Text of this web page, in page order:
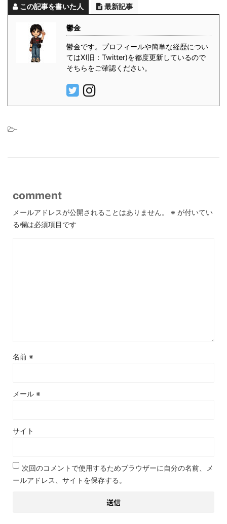
この記事を書いた人 最新記事
鬱金
鬱金です。プロフィールや簡単な経歴につい
てはX(旧：Twitter)を都度更新しているので
そちらをご確認ください。
-
comment
メールアドレスが公開されることはありません。 ※ が付いてい
る欄は必須項目です
名前 ※
メール ※
サイト
次回のコメントで使用するためブラウザーに自分の名前、メ
ールアドレス、サイトを保存する。